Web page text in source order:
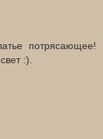
потрясающее!
:).